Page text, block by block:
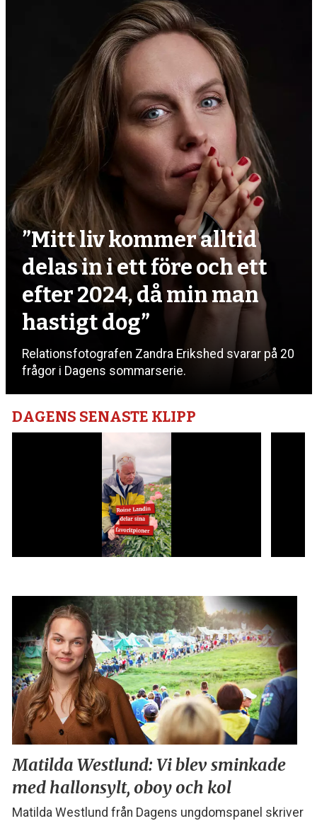
”Mitt liv kommer alltid
delas in i ett före och ett
efter 2024, då min man
hastigt dog”
Relationsfotografen Zandra Erikshed svarar på 20
frågor i Dagens sommarserie.
DAGENS SENASTE KLIPP
Matilda Westlund:Vi blev sminkade
med hallonsylt, oboy och kol
Matilda Westlund från Dagens ungdomspanel skriver